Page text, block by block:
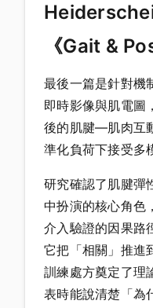
《Gait &
最後一篇是針對機
即時影像與肌電圖
後的肌腱—肌肉互
準化負荷下接受多
研究確認了肌腱彈
中扮演的核心角色
介入驗證的因果路
它把「相關」推進
訓練處方奠定了理
表時能說清楚「為